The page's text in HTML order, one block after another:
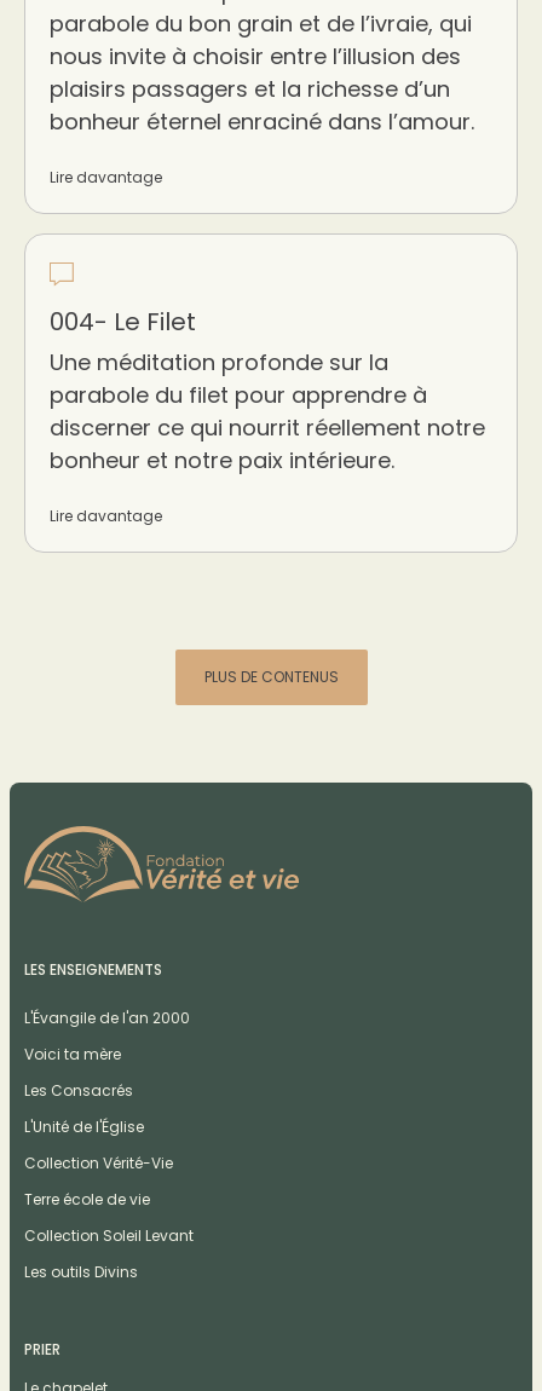
parabole du bon grain et de l’ivraie, qui
nous invite à choisir entre l’illusion des
plaisirs passagers et la richesse d’un
bonheur éternel enraciné dans l’amour.
Lire davantage
004- Le Filet
Une méditation profonde sur la
parabole du filet pour apprendre à
discerner ce qui nourrit réellement notre
bonheur et notre paix intérieure.
Lire davantage
PLUS DE CONTENUS
LES ENSEIGNEMENTS
L'Évangile de l'an 2000
Voici ta mère
Les Consacrés
L'Unité de l'Église
Collection Vérité-Vie
Terre école de vie
Collection Soleil Levant
Les outils Divins
PRIER